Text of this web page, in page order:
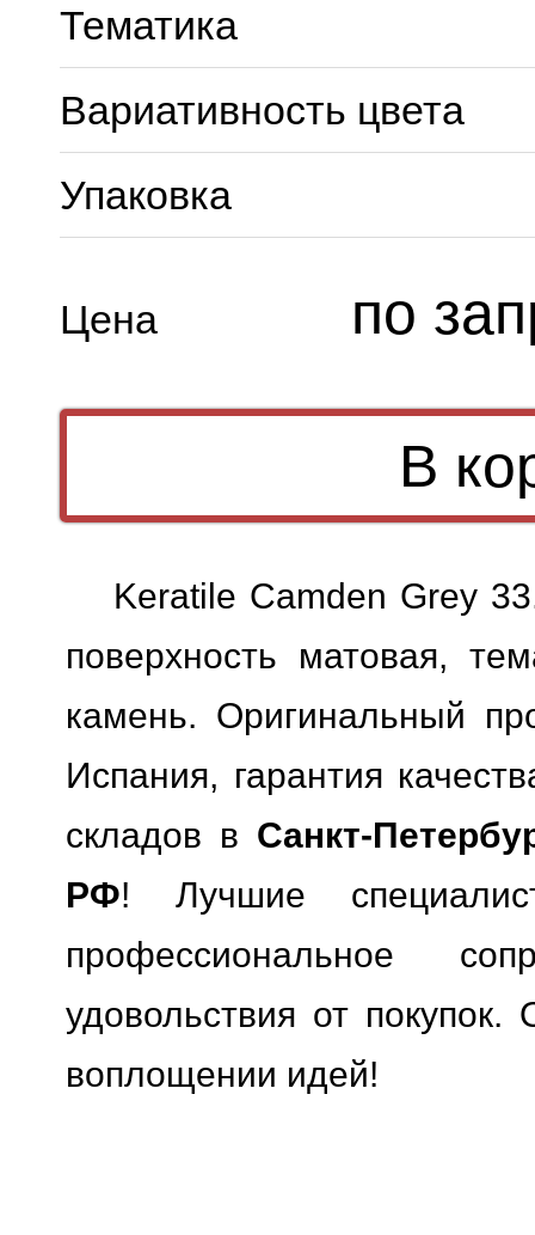
Тематика
Вариативность цвета
Упаковка
Цена по
Keratile Camden Grey
поверхность матовая,
камень. Оригинальный
Испания, гарантия
складов в Санкт-
РФ! Лучшие
профессиональное
удовольствия от
воплощении идей!